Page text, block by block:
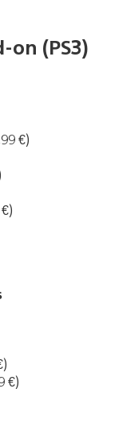
on (PS3)
€)
€)